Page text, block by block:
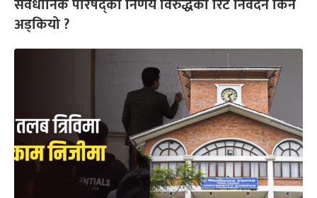
संवैधानिक परिषद्को निर्णय विरुद्धको रिट निवेदन किन
अड्कियो ?